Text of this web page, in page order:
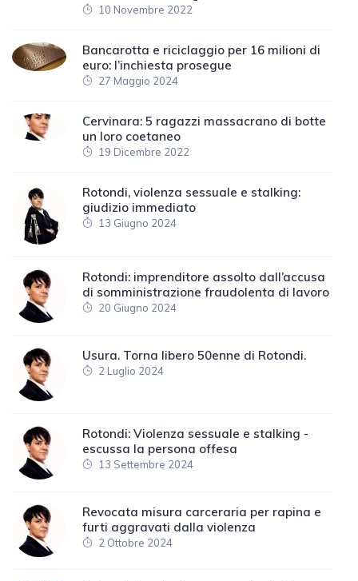
10 Novembre 2022
Bancarotta e riciclaggio per 16 milioni di
euro: l’inchiesta prosegue
27 Maggio 2024
Cervinara: 5 ragazzi massacrano di botte
un loro coetaneo
19 Dicembre 2022
Rotondi, violenza sessuale e stalking:
giudizio immediato
13 Giugno 2024
Rotondi: imprenditore assolto dall’accusa
di somministrazione fraudolenta di lavoro
20 Giugno 2024
Usura. Torna libero 50enne di Rotondi.
2 Luglio 2024
Rotondi: Violenza sessuale e stalking -
escussa la persona offesa
13 Settembre 2024
Revocata misura carceraria per rapina e
furti aggravati dalla violenza
2 Ottobre 2024